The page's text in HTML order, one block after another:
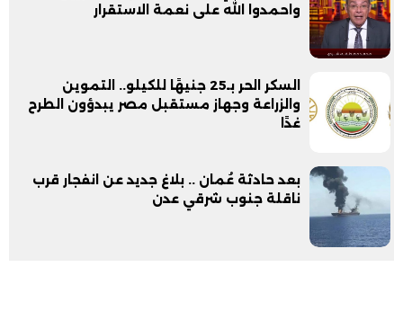
واحمدوا الله على نعمة الاستقرار
السكر الحر بـ25 جنيهًا للكيلو.. التموين
والزراعة وجهاز مستقبل مصر يبدؤون الطرح
غدًا
بعد حادثة عُمان .. بلاغ جديد عن انفجار قرب
ناقلة جنوب شرقي عدن